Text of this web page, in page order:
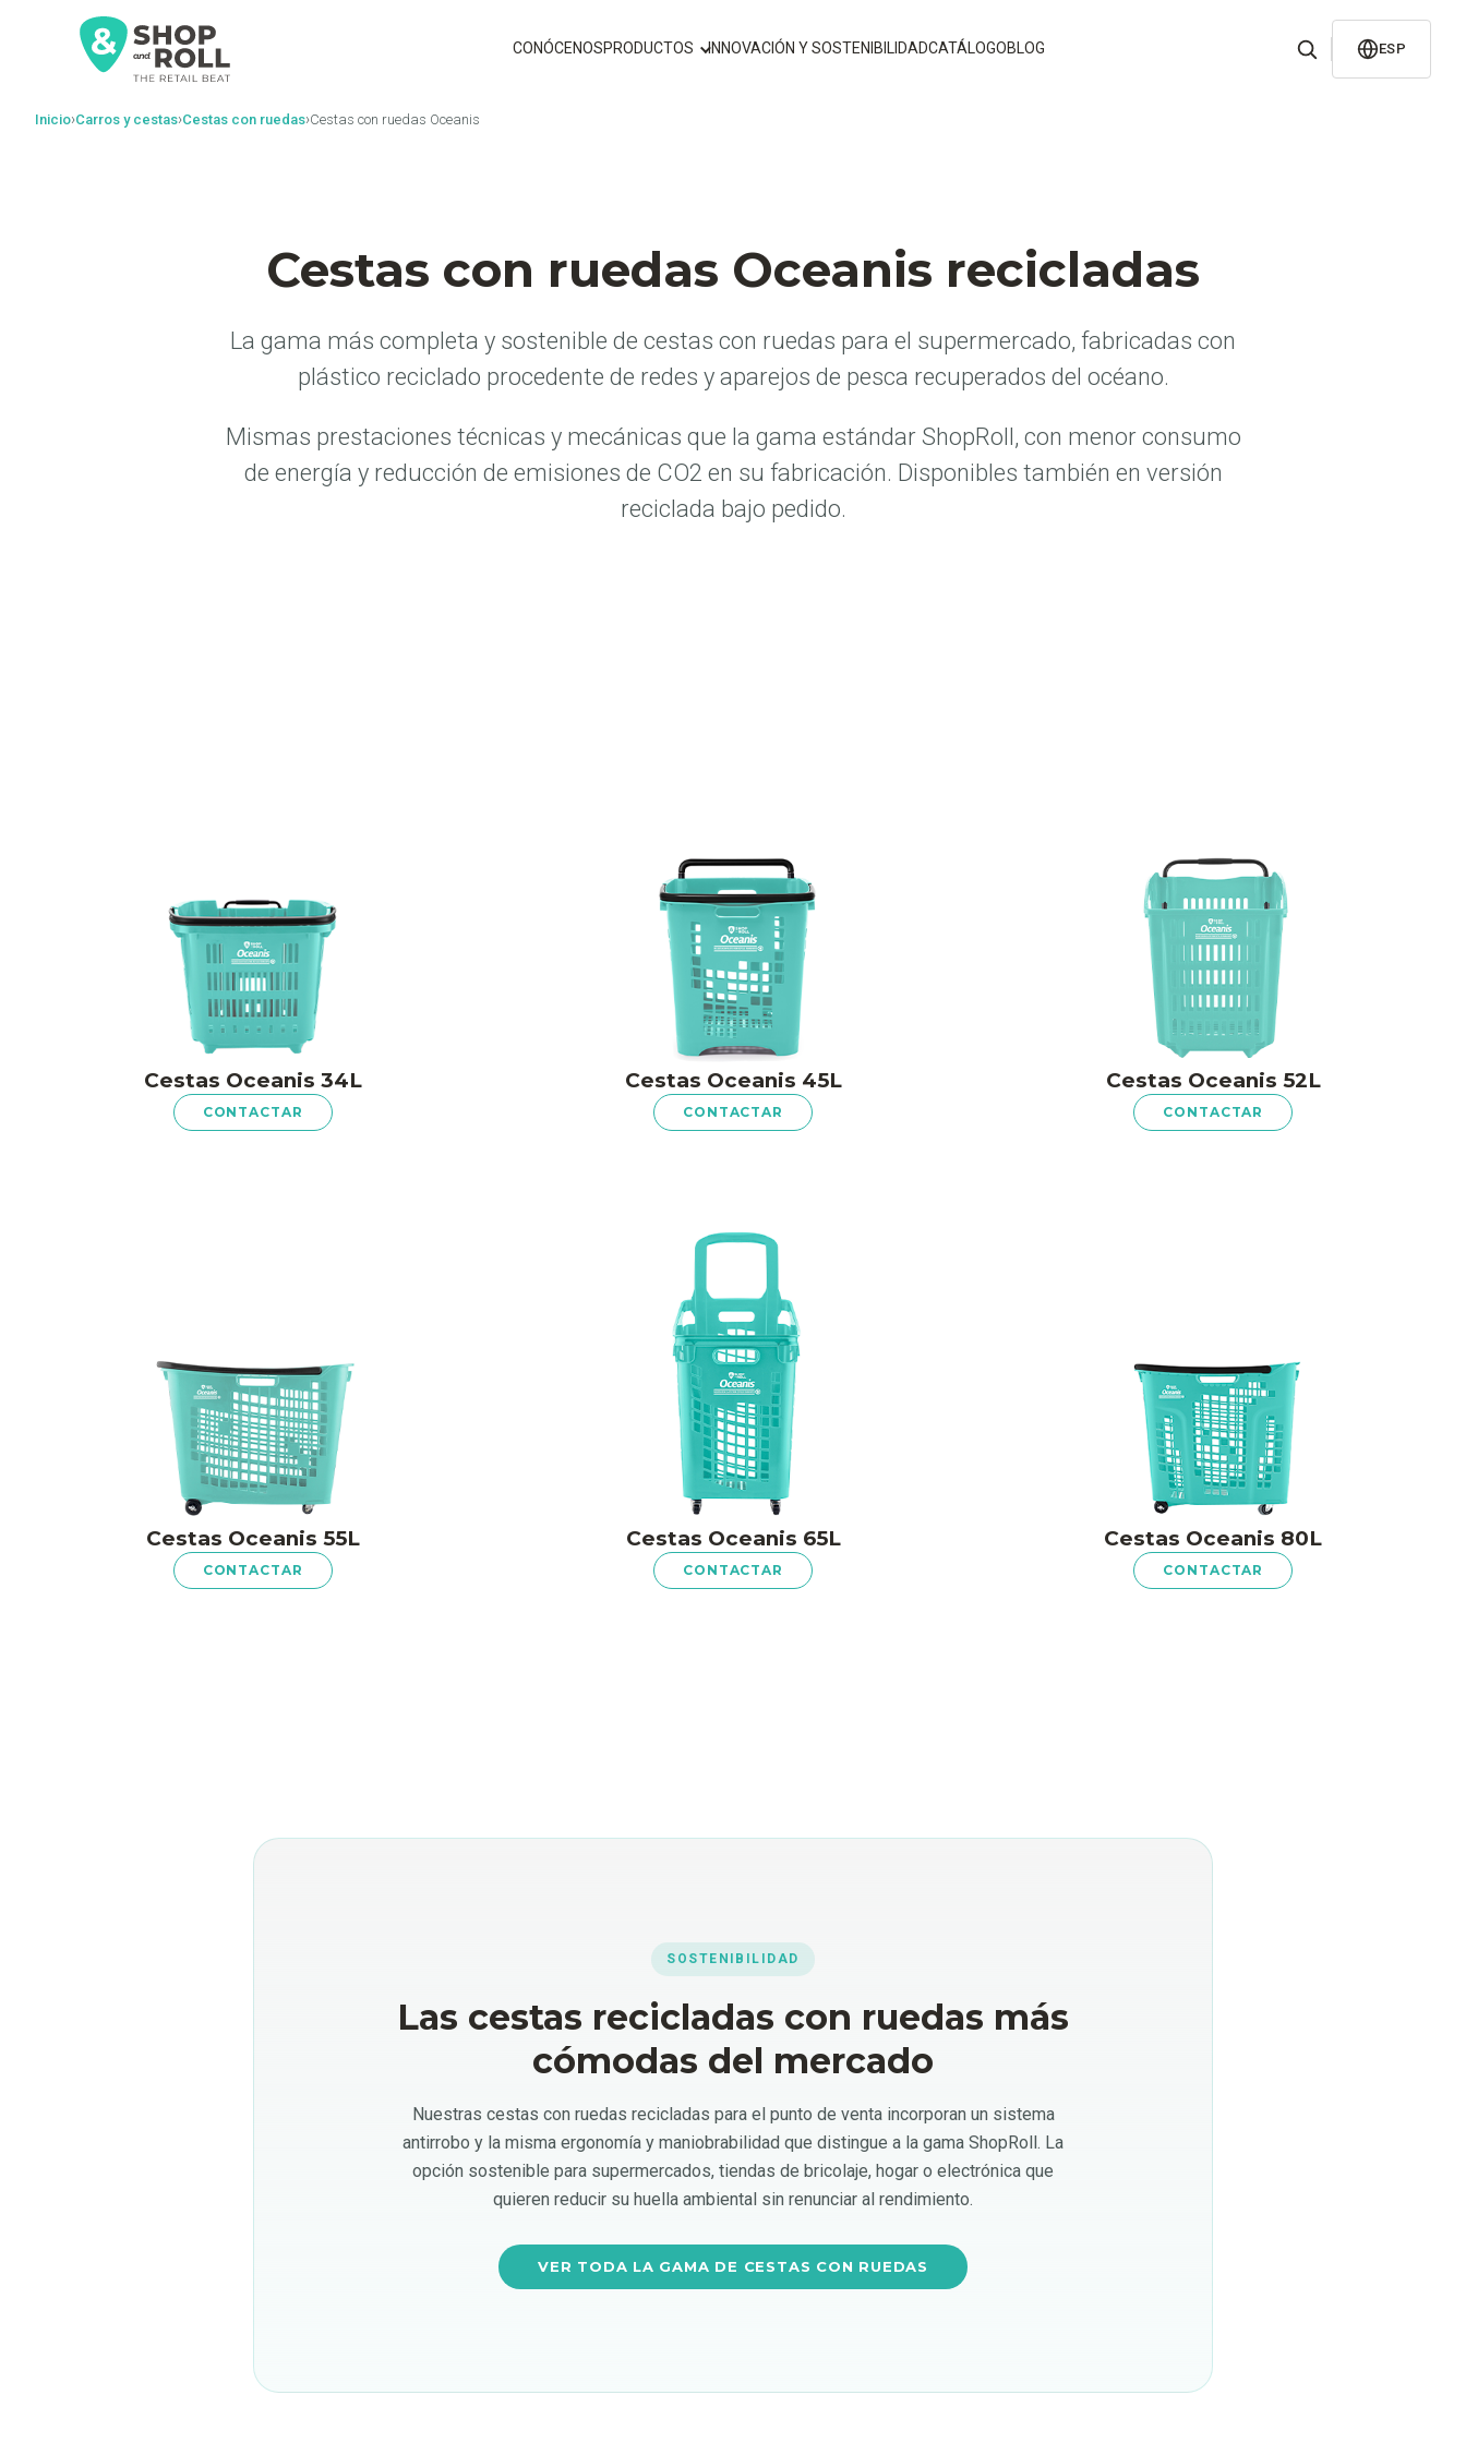
contenido
CONÓCENOSPRODUCTOS INNOVACIÓN Y SOSTENIBILIDADCATÁLOGOBLOG ESP
Inicio›Carros y cestas›Cestas con ruedas›Cestas con ruedas Oceanis
Cestas con ruedas Oceanis recicladas
La gama más completa y sostenible de cestas con ruedas para el supermercado, fabricadas con
plástico reciclado procedente de redes y aparejos de pesca recuperados del océano.
Mismas prestaciones técnicas y mecánicas que la gama estándar ShopRoll, con menor consumo
de energía y reducción de emisiones de CO2 en su fabricación. Disponibles también en versión
reciclada bajo pedido.
Cestas Oceanis 34L
CONTACTAR
Cestas Oceanis 45L
CONTACTAR
Cestas Oceanis 52L
CONTACTAR
Cestas Oceanis 55L
CONTACTAR
Cestas Oceanis 65L
CONTACTAR
Cestas Oceanis 80L
CONTACTAR
SOSTENIBILIDAD
Las cestas recicladas con ruedas más
cómodas del mercado
Nuestras cestas con ruedas recicladas para el punto de venta incorporan un sistema
antirrobo y la misma ergonomía y maniobrabilidad que distingue a la gama ShopRoll. La
opción sostenible para supermercados, tiendas de bricolaje, hogar o electrónica que
quieren reducir su huella ambiental sin renunciar al rendimiento.
VER TODA LA GAMA DE CESTAS CON RUEDAS